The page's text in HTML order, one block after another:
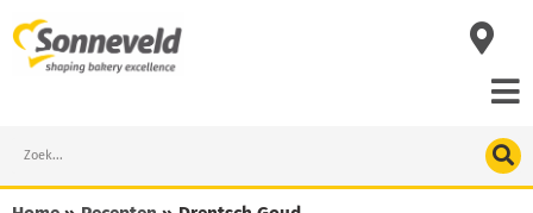
to
content
Search